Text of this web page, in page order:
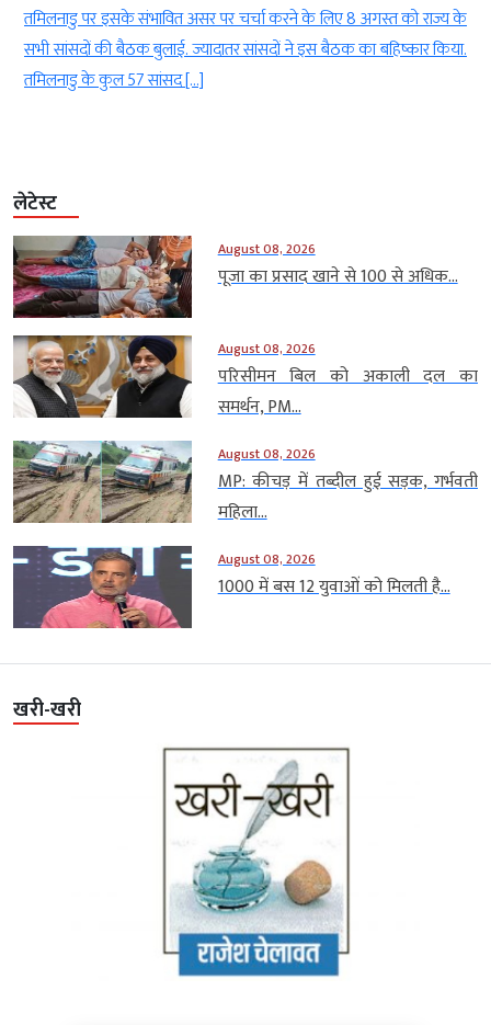
तमिलनाडु पर इसके संभावित असर पर चर्चा करने के लिए 8 अगस्त को राज्य के
सभी सांसदों की बैठक बुलाई. ज्यादातर सांसदों ने इस बैठक का बहिष्कार किया.
तमिलनाडु के कुल 57 सांसद […]
लेटेस्ट
August 08, 2026
पूजा का प्रसाद खाने से 100 से अधिक...
August 08, 2026
परिसीमन बिल को अकाली दल का
समर्थन, PM...
August 08, 2026
MP: कीचड़ में तब्दील हुई सड़क, गर्भवती
महिला...
August 08, 2026
1000 में बस 12 युवाओं को मिलती है...
खरी-खरी